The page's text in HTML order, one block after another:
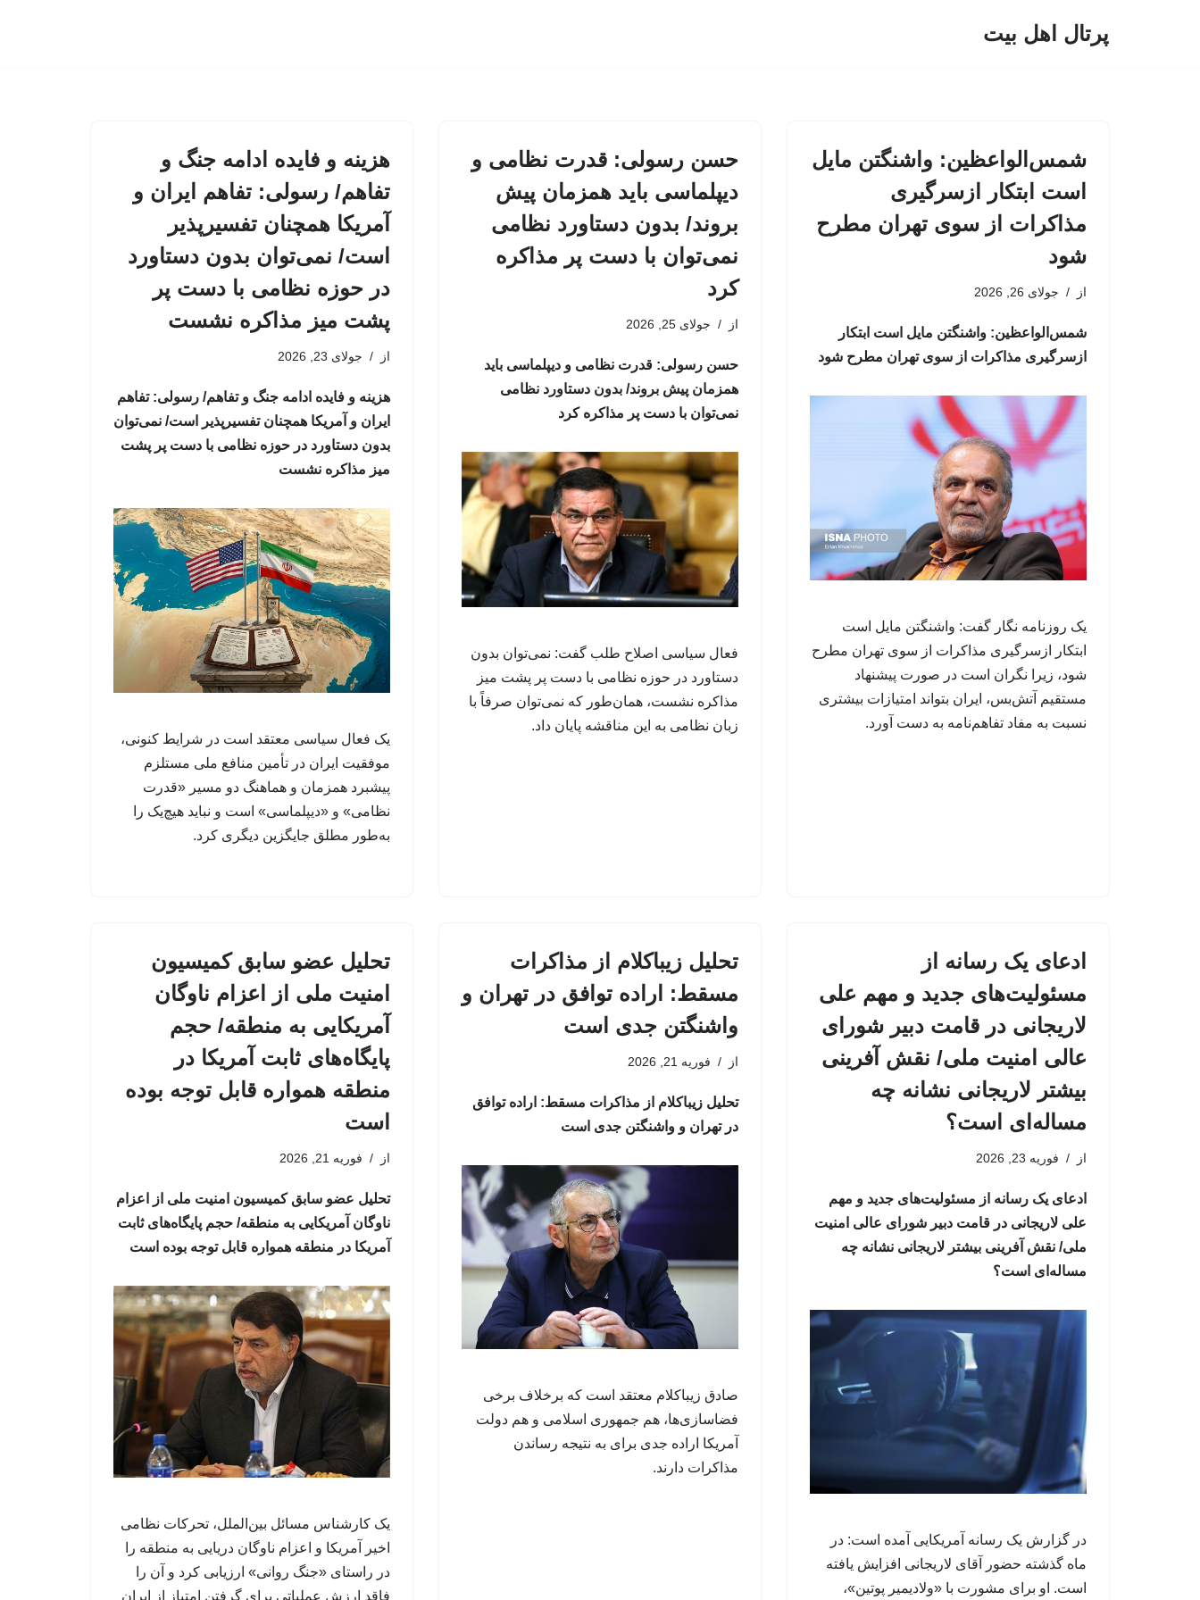
پرتال اهل بیت
شمس‌الواعظین: واشنگتن مایل
است ابتکار ازسرگیری
مذاکرات از سوی تهران مطرح
شود
از جولای 26, 2026
شمس‌الواعظین: واشنگتن مایل است ابتکار
ازسرگیری مذاکرات از سوی تهران مطرح شود
یک روزنامه نگار گفت: واشنگتن مایل است
ابتکار ازسرگیری مذاکرات از سوی تهران مطرح
شود، زیرا نگران است در صورت پیشنهاد
مستقیم آتش‌بس، ایران بتواند امتیازات بیشتری
نسبت به مفاد تفاهم‌نامه به دست آورد.
حسن رسولی: قدرت نظامی و
دیپلماسی باید همزمان پیش
بروند/ بدون دستاورد نظامی
نمی‌توان با دست پر مذاکره
کرد
از جولای 25, 2026
حسن رسولی: قدرت نظامی و دیپلماسی باید
همزمان پیش بروند/ بدون دستاورد نظامی
نمی‌توان با دست پر مذاکره کرد
فعال سیاسی اصلاح طلب گفت: نمی‌توان بدون
دستاورد در حوزه نظامی با دست پر پشت میز
مذاکره نشست، همان‌طور که نمی‌توان صرفاً با
زبان نظامی به این مناقشه پایان داد.
هزینه و فایده ادامه جنگ و
تفاهم/ رسولی: تفاهم ایران و
آمریکا همچنان تفسیرپذیر
است/ نمی‌توان بدون دستاورد
در حوزه نظامی با دست پر
پشت میز مذاکره نشست
از جولای 23, 2026
هزینه و فایده ادامه جنگ و تفاهم/ رسولی: تفاهم
ایران و آمریکا همچنان تفسیرپذیر است/ نمی‌توان
بدون دستاورد در حوزه نظامی با دست پر پشت
میز مذاکره نشست
یک فعال سیاسی معتقد است در شرایط کنونی،
موفقیت ایران در تأمین منافع ملی مستلزم
پیشبرد همزمان و هماهنگ دو مسیر «قدرت
نظامی» و «دیپلماسی» است و نباید هیچ‌یک را
به‌طور مطلق جایگزین دیگری کرد.
ادعای یک رسانه از
مسئولیت‌های جدید و مهم علی
لاریجانی در قامت دبیر شورای
عالی امنیت ملی/ نقش آفرینی
بیشتر لاریجانی نشانه چه
مساله‌ای است؟
از فوریه 23, 2026
ادعای یک رسانه از مسئولیت‌های جدید و مهم
علی لاریجانی در قامت دبیر شورای عالی امنیت
ملی/ نقش آفرینی بیشتر لاریجانی نشانه چه
مساله‌ای است؟
در گزارش یک رسانه آمریکایی آمده است: در
ماه گذشته حضور آقای لاریجانی افزایش یافته
است. او برای مشورت با «ولادیمیر پوتین»،
تحلیل زیباکلام از مذاکرات
مسقط: اراده توافق در تهران و
واشنگتن جدی است
از فوریه 21, 2026
تحلیل زیباکلام از مذاکرات مسقط: اراده توافق
در تهران و واشنگتن جدی است
صادق زیباکلام معتقد است که برخلاف برخی
فضاسازی‌ها، هم جمهوری اسلامی و هم دولت
آمریکا اراده جدی برای به نتیجه رساندن
مذاکرات دارند.
تحلیل عضو سابق کمیسیون
امنیت ملی از اعزام ناوگان
آمریکایی به منطقه/ حجم
پایگاه‌های ثابت آمریکا در
منطقه همواره قابل توجه بوده
است
از فوریه 21, 2026
تحلیل عضو سابق کمیسیون امنیت ملی از اعزام
ناوگان آمریکایی به منطقه/ حجم پایگاه‌های ثابت
آمریکا در منطقه همواره قابل توجه بوده است
یک کارشناس مسائل بین‌الملل، تحرکات نظامی
اخیر آمریکا و اعزام ناوگان دریایی به منطقه را
در راستای «جنگ روانی» ارزیابی کرد و آن را
فاقد ارزش عملیاتی برای گرفتن امتیاز از ایران